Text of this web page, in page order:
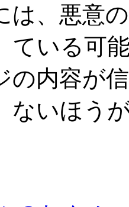
は、悪意
ている可
の内容が
ないほう